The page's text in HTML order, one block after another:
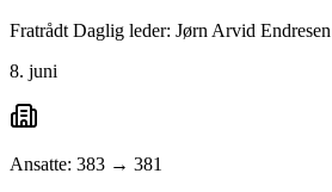
Fratrådt Daglig leder: Jørn Arvid Endresen
8. juni
Ansatte: 383 → 381